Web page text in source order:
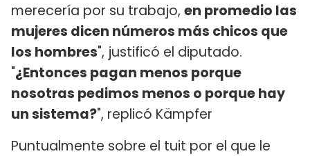
merecería por su trabajo, en promedio las
mujeres dicen números más chicos que
los hombres", justificó el diputado.
"¿Entonces pagan menos porque
nosotras pedimos menos o porque hay
un sistema?", replicó Kämpfer
Puntualmente sobre el tuit por el que le